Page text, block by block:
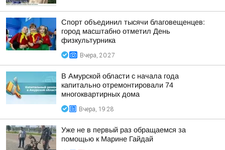
Спорт объединил тысячи благовещенцев:
город масштабно отметил День
физкультурника
Вчера, 20:27
В Амурской области с начала года
капитально отремонтировали 74
многоквартирных дома
Вчера, 19:28
Уже не в первый раз обращаемся за
помощью к Марине Гайдай